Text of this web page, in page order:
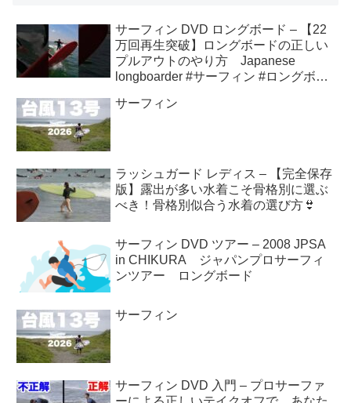
サーフィン DVD ロングボード – 【22
万回再生突破】ロングボードの正しい
プルアウトのやり方 Japanese
longboarder #サーフィン #ロングボー
サーフィン
ラッシュガード レディス – 【完全保存
版】露出が多い水着こそ骨格別に選ぶ
べき！骨格別似合う水着の選び方👙
サーフィン DVD ツアー – 2008 JPSA
in CHIKURA ジャパンプロサーフィ
ンツアー ロングボード
サーフィン
サーフィン DVD 入門 – プロサーファ